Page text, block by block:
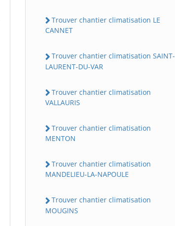
Trouver chantier climatisation LE
CANNET
Trouver chantier climatisation SAINT-
LAURENT-DU-VAR
Trouver chantier climatisation
VALLAURIS
Trouver chantier climatisation
MENTON
Trouver chantier climatisation
MANDELIEU-LA-NAPOULE
Trouver chantier climatisation
MOUGINS